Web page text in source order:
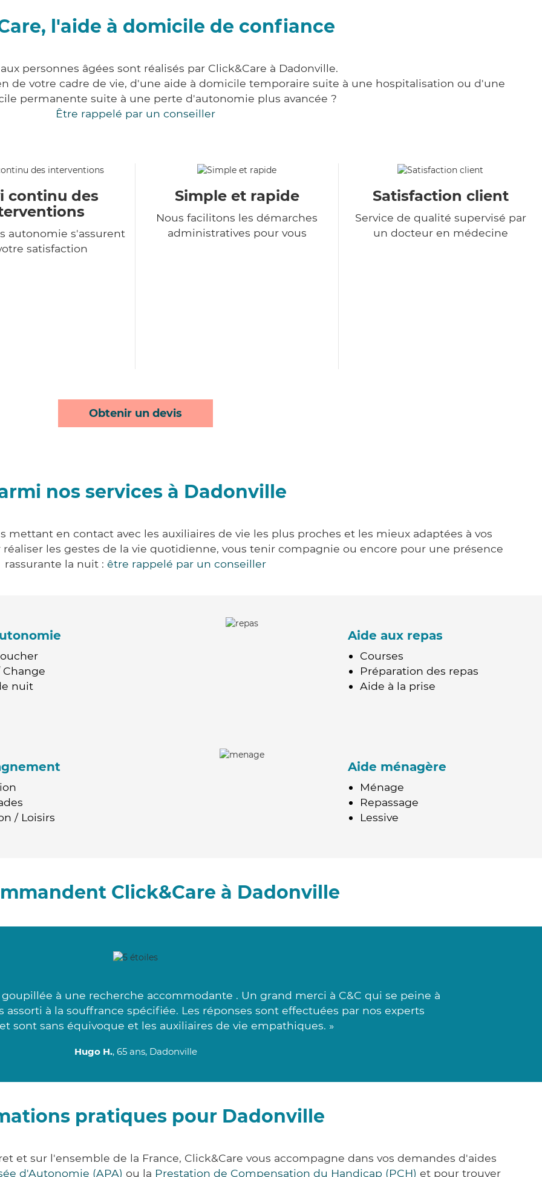
l'aide à domicile de confiance
personnes âgées sont réalisés par Click&Care à Dadonville.
de votre cadre de vie, d'une aide à domicile temporaire suite à une hospitalisation ou d'une
permanente suite à une perte d'autonomie plus avancée ?
Être rappelé par un conseiller
continu des
autonomie s'assurent
satisfaction
Simple et rapide
Nous facilitons les démarches
administratives pour vous
Satisfaction client
Service de qualité supervisé par
un docteur en médecine
Obtenir un devis
nos services à Dadonville
mettant en contact avec les auxiliaires de vie les plus proches et les mieux adaptées à vos
les gestes de la vie quotidienne, vous tenir compagnie ou encore pour une présence
rassurante la nuit : être rappelé par un conseiller
nuit
Aide aux repas
Courses
Préparation des repas
Aide à la prise
/ Loisirs
Aide ménagère
Ménage
Repassage
Lessive
Click&Care à Dadonville
à une recherche accommodante . Un grand merci à C&C qui se peine à
à la souffrance spécifiée. Les réponses sont effectuées par nos experts
sont sans équivoque et les auxiliaires de vie empathiques. »
Hugo H., 65 ans, Dadonville
pratiques pour Dadonville
et sur l'ensemble de la France, Click&Care vous accompagne dans vos demandes d'aides
d'Autonomie (APA) ou la Prestation de Compensation du Handicap (PCH) et pour trouver